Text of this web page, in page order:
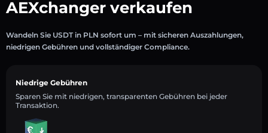
AEXchanger verkaufen
Wandeln Sie USDT in PLN sofort um – mit sicheren Auszahlungen,
niedrigen Gebühren und vollständiger Compliance.
Niedrige Gebühren
Sparen Sie mit niedrigen, transparenten Gebühren bei jeder
Transaktion.